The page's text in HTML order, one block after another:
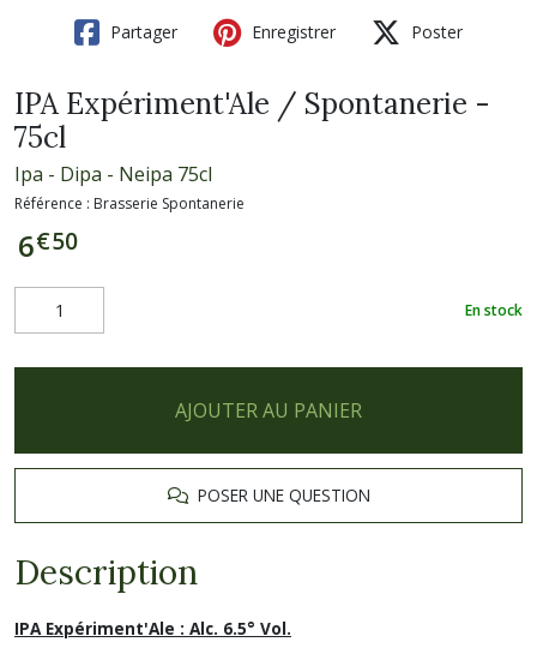
Partager Enregistrer Poster
IPA Expériment'Ale / Spontanerie -
75cl
Ipa - Dipa - Neipa 75cl
Référence : Brasserie Spontanerie
6€50
En stock
AJOUTER AU PANIER
POSER UNE QUESTION
Description
IPA Expériment'Ale : Alc. 6.5° Vol.